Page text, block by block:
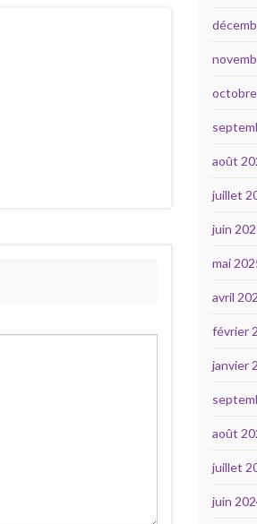
août
juillet
juin
mai
avril
février
janvier
août
juillet
juin